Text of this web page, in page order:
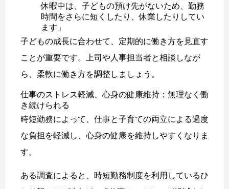
休暇中は、子どもの預け先がないため、勤務
時間をさらに短くしたり、休業したりしてい
ます」
子どもの成長に合わせて、定期的に働き方を見直す
ことが重要です。上司や人事担当者と相談しなが
ら、柔軟に働き方を調整しましょう。
仕事のストレス軽減、心身の健康維持：無理なく働
き続けられる
時短勤務によって、仕事と子育ての両立による過度
な負担を軽減し、心身の健康を維持しやすくなりま
す。
ある調査によると、時短勤務制度を利用しているひ